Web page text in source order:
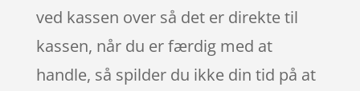
ved kassen over så det er direkte til
kassen, når du er færdig med at
handle, så spilder du ikke din tid på at